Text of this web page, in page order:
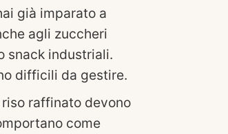
già imparato a
agli zuccheri
snack industriali.
difficili da gestire.
raffinato devono
come